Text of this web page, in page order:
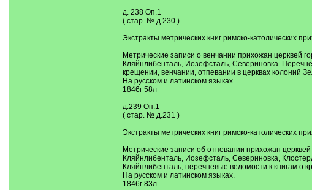
д. 238 Оп.1
( стар. № д.230 )
Экстракты метрических книг римско-католических
Метрические записи о венчании прихожан церквей
Кляйнлибенталь, Иозефсталь, Севериновка.
крещении, венчании, отпевании в церквах колоний
На русском и латинском языках.
1846г 58л
д.239 Оп.1
( стар. № д.231 )
Экстракты метрических книг римско-католических
Метрические записи об отпевании прихожан
Кляйнлибенталь, Иозефсталь, Севериновка,
Кляйнлибенталь; перечневые ведомости к книгам о
На русском и латинском языках.
1846г 83л